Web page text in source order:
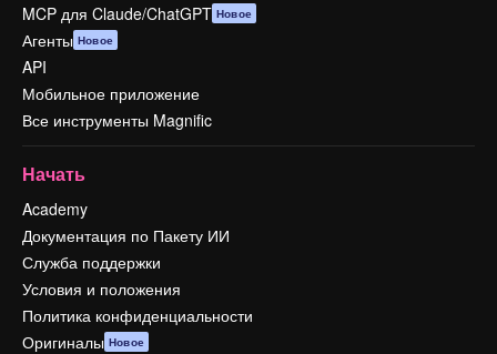
MCP для Claude/ChatGPT Новое
Агенты Новое
API
Мобильное приложение
Все инструменты Magnific
Начать
Academy
Документация по Пакету ИИ
Служба поддержки
Условия и положения
Политика конфиденциальности
Оригиналы Новое